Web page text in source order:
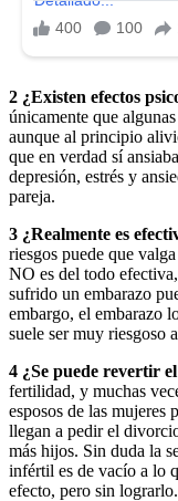
2 ¿Existen efectos
únicamente que
aunque al principio
que en verdad sí
depresión, estrés y
pareja.
3 ¿Realmente es
riesgos puede que
NO es del todo
sufrido un embarazo
embargo, el embarazo
suele ser muy riesgoso
4 ¿Se puede revertir
fertilidad, y muchas
esposos de las mujeres
llegan a pedir el
más hijos. Sin duda la
infértil es de vacío a lo
efecto, pero sin lograrlo.